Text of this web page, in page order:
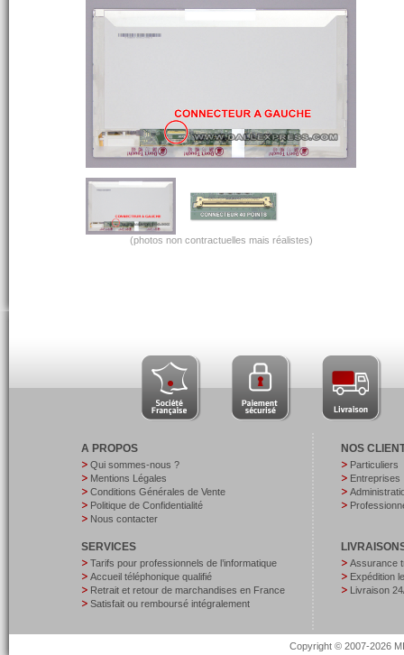
(photos non contractuelles mais réalistes)
A PROPOS
Qui sommes-nous ?
Mentions Légales
Conditions Générales de Vente
Politique de Confidentialité
Nous contacter
SERVICES
Tarifs pour professionnels de l’informatique
Accueil téléphonique qualifié
Retrait et retour de marchandises en France
Satisfait ou remboursé intégralement
NOS
Particuliers
Entreprises
Assurance
Expédition
Livraison
Copyright © 2007-2026